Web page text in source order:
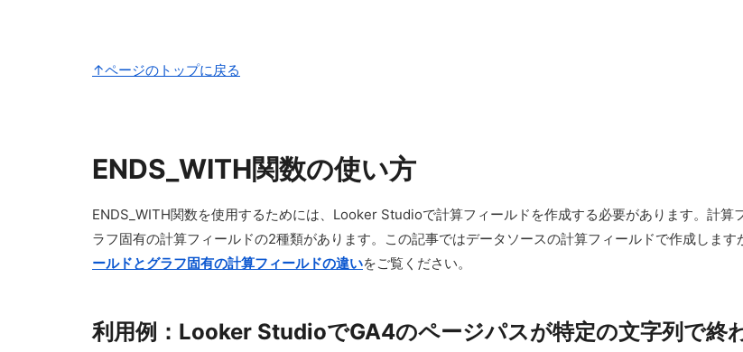
↑ページのトップに戻る
ENDS_WITH関数の使い方
ENDS_WITH関数を使用するためには、Looker Studioで計算フィールドを作成する必要があります。計
ラフ固有の計算フィールドの2種類があります。この記事ではデータソースの計算フィールドで作成しま
ールドとグラフ固有の計算フィールドの違いをご覧ください。
利用例：Looker StudioでGA4のページパスが特定の文字列で終